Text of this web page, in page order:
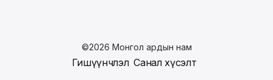
©2026 Монгол ардын нам
Гишүүнчлэл Санал хүсэлт